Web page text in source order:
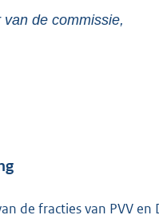
van de commissie,
de fracties van PVV en